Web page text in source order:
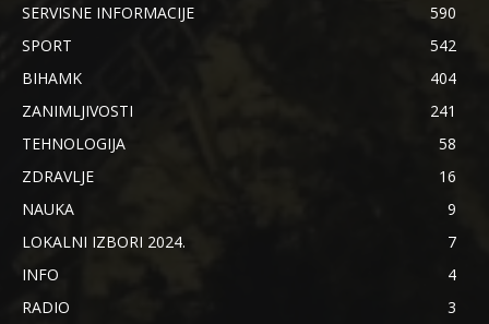
SERVISNE INFORMACIJE
590
SPORT
542
BIHAMK
404
ZANIMLJIVOSTI
241
TEHNOLOGIJA
58
ZDRAVLJE
16
NAUKA
9
LOKALNI IZBORI 2024.
7
INFO
4
RADIO
3